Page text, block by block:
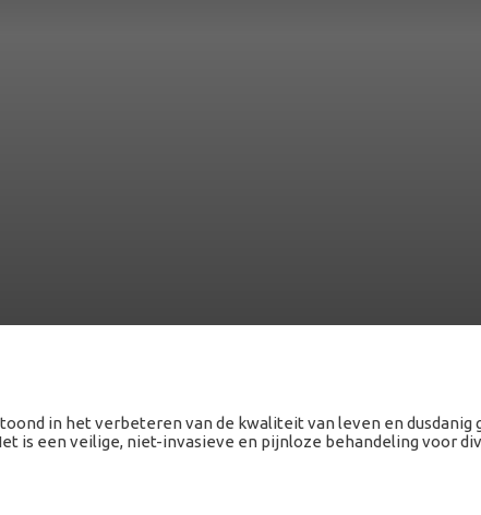
in het verbeteren van de kwaliteit van leven en dusdanig
is een veilige, niet-invasieve en pijnloze behandeling voor